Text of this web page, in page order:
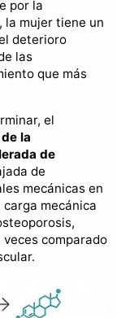
por la
la mujer tiene un
deterioro
las
que más
el
la
de
de
mecánicas en
mecánica
comparado